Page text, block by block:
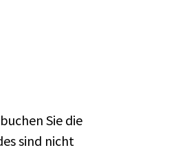
Sie die
sind nicht